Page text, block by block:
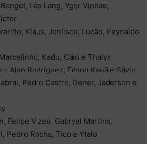
Léo Lang, Ygor Vinhas,
Klaus, Jonilson, Lucão, Reynaldo
Kadu, Caio e Thalys
Alan Rodríguez, Edson Kauã e Sávio
Pedro Castro, Dener, Jaderson e
Felipe Vizeu, Gabryel Martins,
Pedro Rocha, Tico e Ytalo